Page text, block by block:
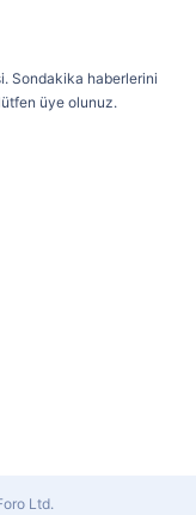
Sondakika haberlerini
üye olunuz.
Ltd.